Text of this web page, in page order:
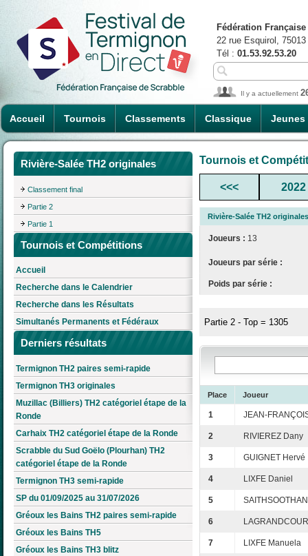
Accueil Tournois Classements Classique Jeunes
Fédération
22 rue Esquirol,
Tél : 01.53.92.53.20
Il y a actuellement
Rivière-Salée TH2 originales
Classement final
Partie 2
Partie 1
Tournois et Compétitions
Accueil
Recherche dans le Calendrier
Recherche dans les Résultats
Simultanés Permanents et Fédéraux
Derniers résultats
Termignon TH2 paires semi-rapide
Termignon TH3 originales
Muzillac (Billiers) TH2 catégoriel étape de la
Ronde
Carhaix TH2 catégoriel étape de la Ronde
Scrabble du Sud Goëlo (Plourhan) TH2
catégoriel étape de la Ronde
Termignon TH3 semi-rapide
SP du 01/09/2025 au 31/07/2026
Gréoux les Bains TH2 paires semi-rapide
Gréoux les Bains TH5
Gréoux les Bains TH3 blitz
Tournois et
<<< 2022
Rivière-Salée TH2 originales
Joueurs : 13
Joueurs par série :
Poids par série :
Partie 2 - Top = 1305
Place Joueur
1 JEAN-
2 RIVIEREZ Dany
3 GUIGNET Hervé
4 LIXFE Daniel
5
6
7 LIXFE Manuela